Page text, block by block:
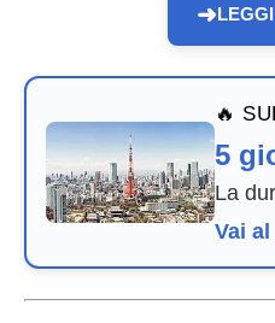
➜
🔥
5
La
Vai